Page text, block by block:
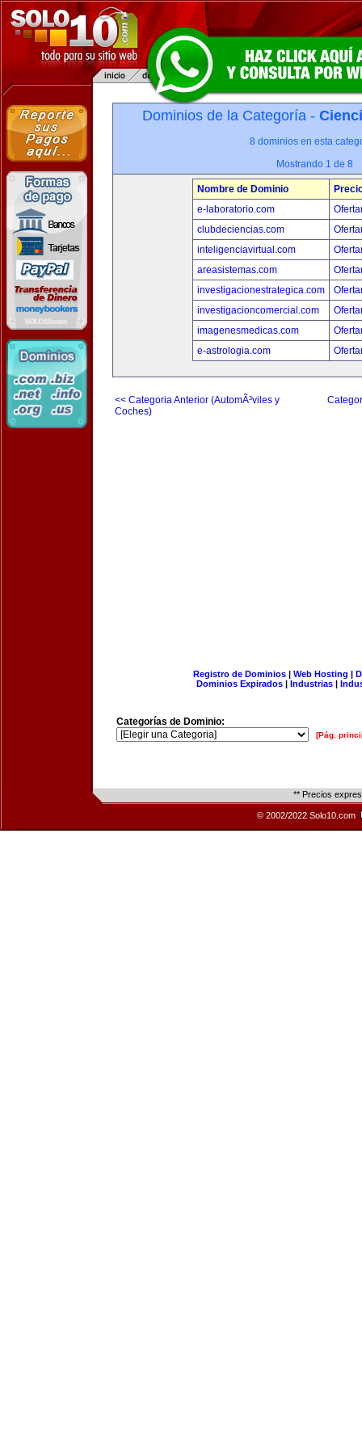
Dominios de la Categoría -
8 dominios en esta
Mostrando 1 de 8
Nombre de Dominio
e-laboratorio.com
clubdeciencias.com
inteligenciavirtual.com
areasistemas.com
investigacionestrategica.com
investigacioncomercial.com
imagenesmedicas.com
e-astrologia.com
<< Categoria Anterior (AutomÃ³viles y
Coches)
Registro de Dominios| Web Hosting |
Dominios Expirados | Industrias |
Categorías de Dominio:
[Pág.
** Precios
© 2002/2022 Solo10.com